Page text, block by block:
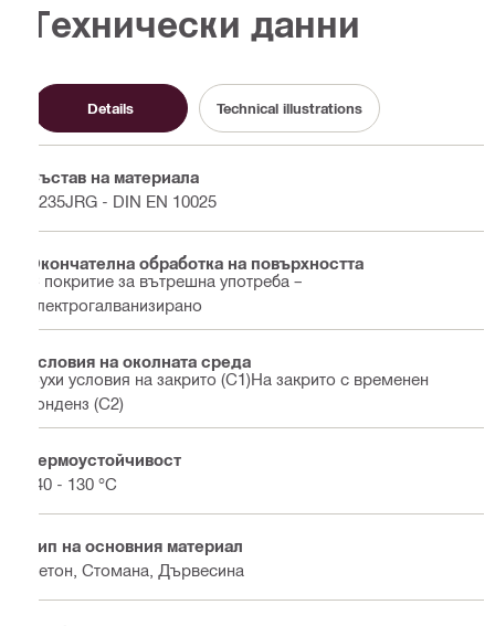
Технически данни
Details Technical illustrations
Състав на материала
S235JRG - DIN EN 10025
Окончателна обработка на повърхността
С покритие за вътрешна употреба –
електрогалванизирано
Условия на околната среда
Сухи условия на закрито (С1)На закрито с временен
конденз (С2)
Термоустойчивост
-40 - 130 °C
Тип на основния материал
Бетон, Стомана, Дървесина